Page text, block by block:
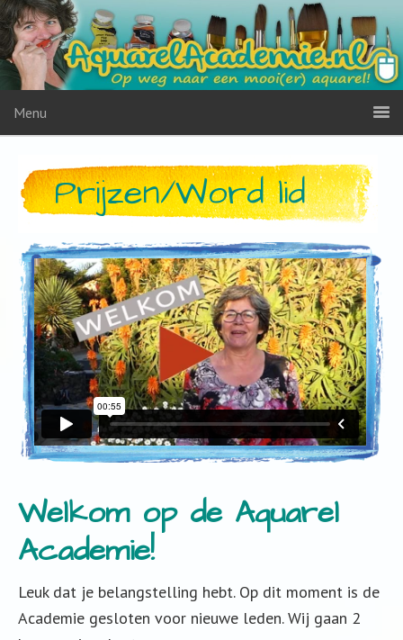
Menu
Prijzen/Word lid
Welkom op de Aquarel
Academie!
Leuk dat je belangstelling hebt. Op dit moment is de
Academie gesloten voor nieuwe leden. Wij gaan 2